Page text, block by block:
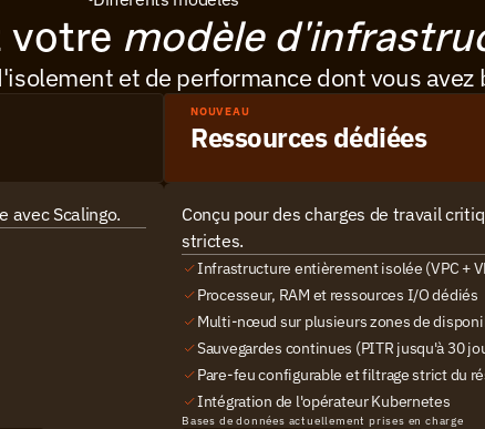
votre modèle
et de performance dont vous avez
avec Scalingo.
NOUVEAU
Ressources dédiées
Conçu pour des charges de travail
strictes.
Infrastructure entièrement isolée (VPC +
Processeur, RAM et ressources I/O dédiés
Multi-nœud sur plusieurs zones de
Sauvegardes continues (PITR jusqu'à 30
Pare-feu configurable et filtrage strict du
Intégration de l'opérateur Kubernetes
Bases de données actuellement prises en charge